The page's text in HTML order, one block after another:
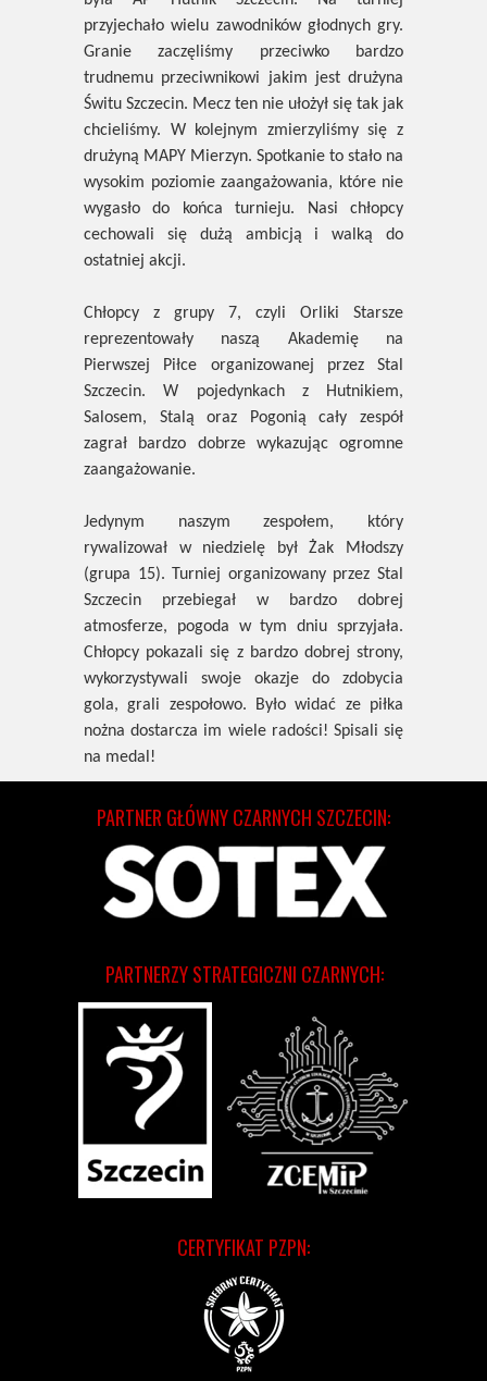
przyjechało wielu zawodników głodnych gry.
Granie zaczęliśmy przeciwko bardzo
trudnemu przeciwnikowi jakim jest drużyna
Świtu Szczecin. Mecz ten nie ułożył się tak jak
chcieliśmy. W kolejnym zmierzyliśmy się z
drużyną MAPY Mierzyn. Spotkanie to stało na
wysokim poziomie zaangażowania, które nie
wygasło do końca turnieju. Nasi chłopcy
cechowali się dużą ambicją i walką do
ostatniej akcji.
Chłopcy z grupy 7, czyli Orliki Starsze
reprezentowały naszą Akademię na
Pierwszej Piłce organizowanej przez Stal
Szczecin. W pojedynkach z Hutnikiem,
Salosem, Stalą oraz Pogonią cały zespół
zagrał bardzo dobrze wykazując ogromne
zaangażowanie.
Jedynym naszym zespołem, który
rywalizował w niedzielę był Żak Młodszy
(grupa 15). Turniej organizowany przez Stal
Szczecin przebiegał w bardzo dobrej
atmosferze, pogoda w tym dniu sprzyjała.
Chłopcy pokazali się z bardzo dobrej strony,
wykorzystywali swoje okazje do zdobycia
gola, grali zespołowo. Było widać ze piłka
nożna dostarcza im wiele radości! Spisali się
na medal!
CERTYFIKAT PZPN:
PARTNERZY STRATEGICZNI CZARNYCH:
PARTNER GŁÓWNY CZARNYCH SZCZECIN: